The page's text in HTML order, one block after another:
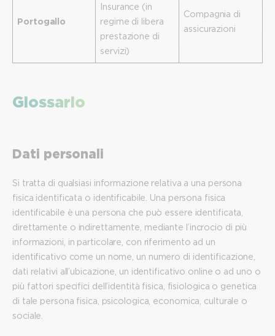
Portogallo
Insurance (in
regime di libera
prestazione di
servizi)
Compagnia di
assicurazioni
Glossario
Dati personali
Si tratta di qualsiasi informazione relativa a una persona
fisica identificata o identificabile. Una persona fisica
identificabile è una persona che può essere identificata,
direttamente o indirettamente, mediante l’incrocio di più
informazioni, in particolare, con riferimento ad un
identificativo come un nome, un numero di identificazione,
dati relativi all’ubicazione, un identificativo online o ad uno o
più fattori specifici dell’identità fisica, fisiologica o genetica
di tale persona fisica, psicologica, economica, culturale o
sociale.